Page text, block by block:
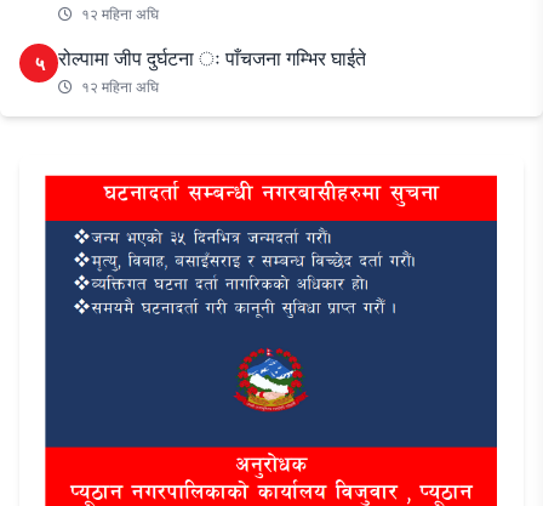
१२ महिना अघि
५ रोल्पामा जीप दुर्घटना ः पाँचजना गम्भिर घाईते
१२ महिना अघि